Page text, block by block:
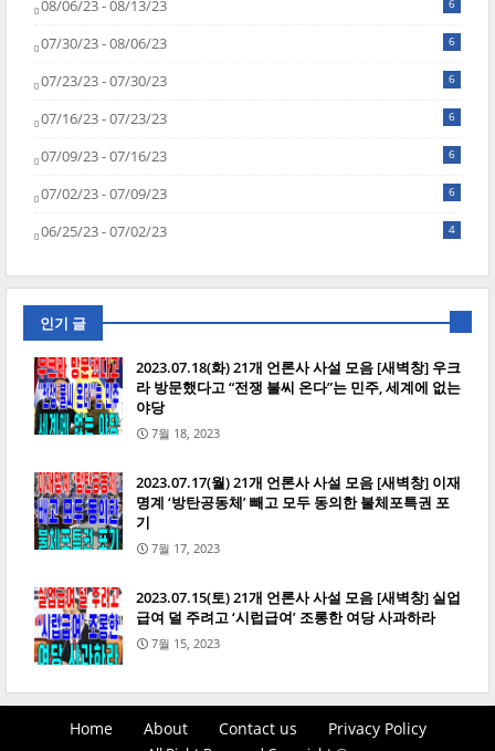
08/06/23 - 08/13/23 6
07/30/23 - 08/06/23 6
07/23/23 - 07/30/23 6
07/16/23 - 07/23/23 6
07/09/23 - 07/16/23 6
07/02/23 - 07/09/23 6
06/25/23 - 07/02/23 4
인기 글
2023.07.18(화) 21개 언론사 사설 모음 [새벽창] 우크
라 방문했다고 “전쟁 불씨 온다”는 민주, 세계에 없는
야당
7월 18, 2023
2023.07.17(월) 21개 언론사 사설 모음 [새벽창] 이재
명계 ‘방탄공동체’ 빼고 모두 동의한 불체포특권 포
기
7월 17, 2023
2023.07.15(토) 21개 언론사 사설 모음 [새벽창] 실업
급여 덜 주려고 ‘시럽급여’ 조롱한 여당 사과하라
7월 15, 2023
Home About Contact us Privacy Policy